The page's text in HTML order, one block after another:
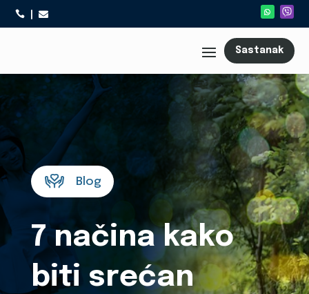
 
Sastanak
Blog
7 načina kako
biti srećan